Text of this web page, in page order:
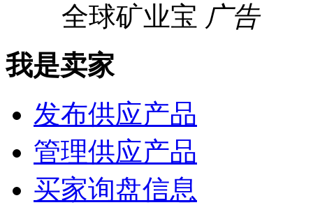
全球矿业宝 广告
我是卖家
发布供应产品
管理供应产品
买家询盘信息